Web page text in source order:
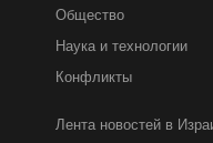
Общество
Наука и технологии
Конфликты
Лента новостей в